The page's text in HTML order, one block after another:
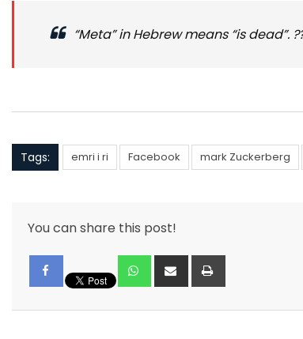
“Meta” in Hebrew means “is
Tags: emri i ri Facebook mark Zuckerberg
You can share this post!
Whatsapp
Share
via